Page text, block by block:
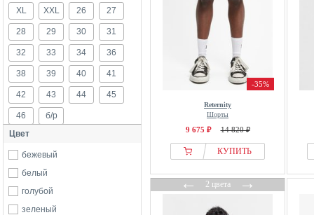
XL XXL 26 27
28 29 30 31
32 33 34 36
38 39 40 41
42 43 44 45
46
б/р
Цвет
бежевый
белый
голубой
зеленый
-35%
Reternity
Шорты
9 675 ₽ 14 820 ₽
КУПИТЬ
←2 цвета→